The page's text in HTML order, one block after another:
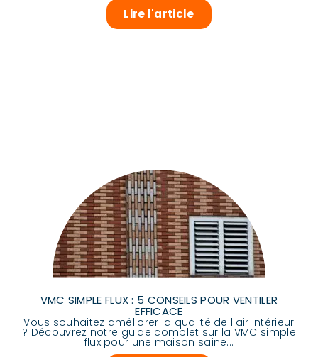
Lire l'article
VMC SIMPLE FLUX : 5 CONSEILS POUR VENTILER
EFFICACE
Vous souhaitez améliorer la qualité de l'air intérieur
? Découvrez notre guide complet sur la VMC simple
flux pour une maison saine...